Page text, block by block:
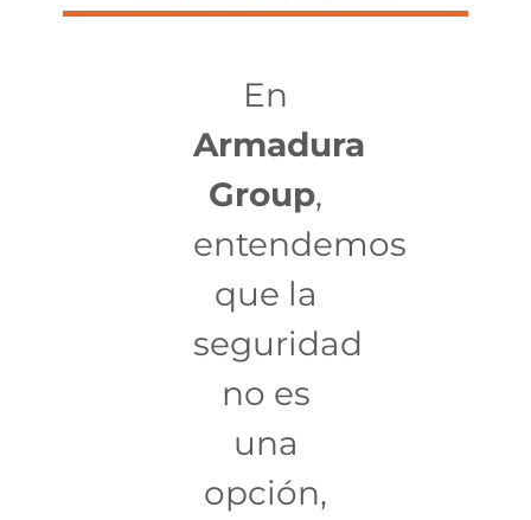
En
Armadura
Group,
entendemos
que la
seguridad
no es
una
opción,